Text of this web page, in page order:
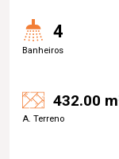
4
Banheiros
432.00
A. Terreno